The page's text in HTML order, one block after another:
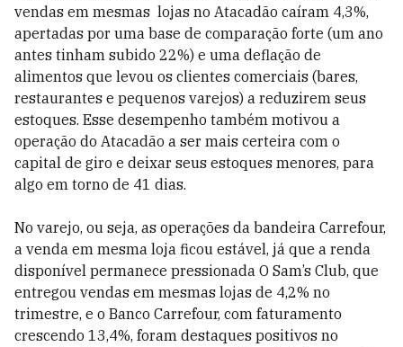
vendas em mesmas lojas no Atacadão caíram 4,3%,
apertadas por uma base de comparação forte (um ano
antes tinham subido 22%) e uma deflação de
alimentos que levou os clientes comerciais (bares,
restaurantes e pequenos varejos) a reduzirem seus
estoques. Esse desempenho também motivou a
operação do Atacadão a ser mais certeira com o
capital de giro e deixar seus estoques menores, para
algo em torno de 41 dias.
No varejo, ou seja, as operações da bandeira Carrefour,
a venda em mesma loja ficou estável, já que a renda
disponível permanece pressionada O Sam’s Club, que
entregou vendas em mesmas lojas de 4,2% no
trimestre, e o Banco Carrefour, com faturamento
crescendo 13,4%, foram destaques positivos no